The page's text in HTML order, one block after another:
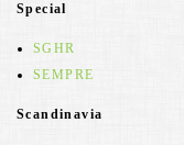
Special
SGHR
SEMPRE
Scandinavia